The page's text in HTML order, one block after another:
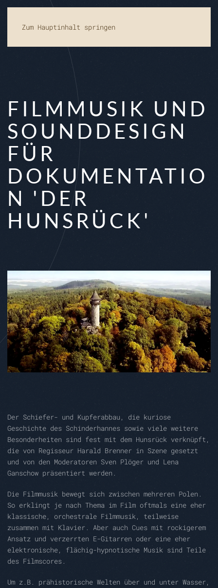
Zum Hauptinhalt springen
FILMMUSIK UND
SOUNDDESIGN
FÜR
DOKUMENTATIO
N 'DER
HUNSRÜCK'
Der Schiefer- und Kupferabbau, die kuriose
Geschichte des Schinderhannes sowie viele weitere
Besonderheiten sind fest mit dem Hunsrück verknüpft,
die von Regisseur Harald Brenner in Szene gesetzt
und von den Moderatoren Sven Plöger und Lena
Ganschow präsentiert werden.
Die Filmmusik bewegt sich zwischen mehreren Polen.
So erklingt je nach Thema im Film oftmals eine eher
klassische, orchestrale Filmmusik, teilweise
zusammen mit Klavier. Aber auch Cues mit rockigerem
Ansatz und verzerrten E-Gitarren oder eine eher
elektronische, flächig-hypnotische Musik sind Teile
des Filmscores.
Um z.B. prähistorische Welten über und unter Wasser,